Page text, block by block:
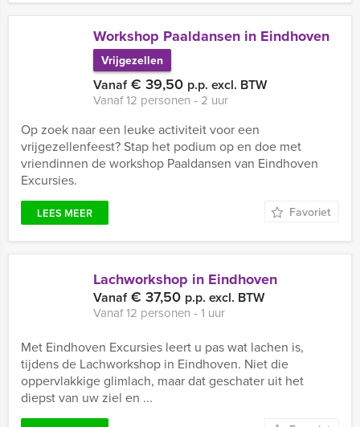
Workshop Paaldansen in Eindhoven
Vrijgezellen
Vanaf€ 39,50 p.p. excl. BTW
Vanaf 12 personen ‐ 2 uur
Op zoek naar een leuke activiteit voor een
vrijgezellenfeest? Stap het podium op en doe met
vriendinnen de workshop Paaldansen van Eindhoven
Excursies.
LEES MEER Favoriet
Lachworkshop in Eindhoven
Vanaf€ 37,50 p.p. excl. BTW
Vanaf 12 personen ‐ 1 uur
Met Eindhoven Excursies leert u pas wat lachen is,
tijdens de Lachworkshop in Eindhoven. Niet die
oppervlakkige glimlach, maar dat geschater uit het
diepst van uw ziel en ...